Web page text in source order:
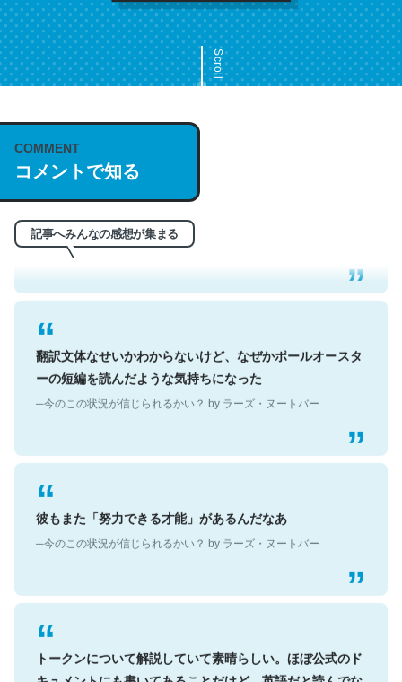
Scroll
COMMENT
コメントで知る
記事へみんなの感想が集まる
これは名文。彼はとてもクレバーなんだろうなと凄く思
─今のこの状況が信じられるかい？ by ラーズ・ヌートバー
翻訳文体なせいかわからないけど、なぜかポールオースタ
ーの短編を読んだような気持ちになった
─今のこの状況が信じられるかい？ by ラーズ・ヌートバー
彼もまた「努力できる才能」があるんだなあ
─今のこの状況が信じられるかい？ by ラーズ・ヌートバー
トークンについて解説していて素晴らしい。ほぼ公式のド
キュメントにも書いてあることだけど、英語だと読んでな